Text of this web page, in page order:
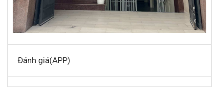
Đánh giá(APP)